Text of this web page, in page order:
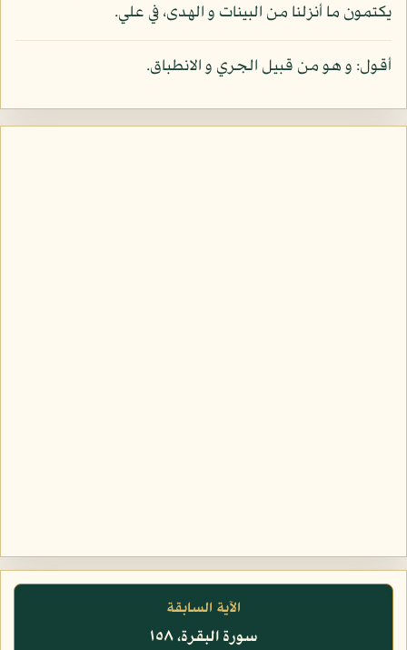
يكتمون ما أنزلنا من البينات و الهدى، في علي.
أقول: و هو من قبيل الجري و الانطباق.
الآية السابقة
سورة البقرة، ١٥٨